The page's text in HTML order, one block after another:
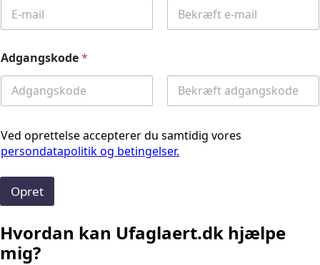
Adgangskode*
Ved oprettelse accepterer du samtidig vores
persondatapolitik og betingelser.
Opret
Hvordan kan Ufaglaert.dk hjælpe
mig?